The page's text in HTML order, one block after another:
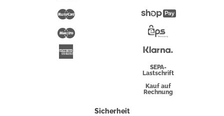
Maestro
Pay
Überweisung
SEPA-
Lastschrift
Kauf auf
Rechnung
Sicherheit